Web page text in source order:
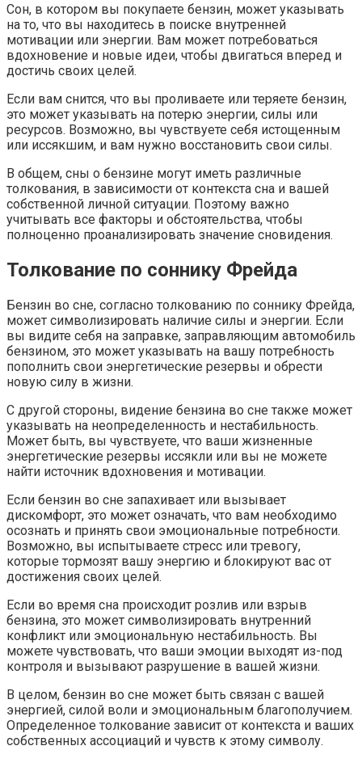
Сон, в котором вы покупаете бензин, может указывать
на то, что вы находитесь в поиске внутренней
мотивации или энергии. Вам может потребоваться
вдохновение и новые идеи, чтобы двигаться вперед и
достичь своих целей.
Если вам снится, что вы проливаете или теряете бензин,
это может указывать на потерю энергии, силы или
ресурсов. Возможно, вы чувствуете себя истощенным
или иссякшим, и вам нужно восстановить свои силы.
В общем, сны о бензине могут иметь различные
толкования, в зависимости от контекста сна и вашей
собственной личной ситуации. Поэтому важно
учитывать все факторы и обстоятельства, чтобы
полноценно проанализировать значение сновидения.
Толкование по соннику Фрейда
Бензин во сне, согласно толкованию по соннику Фрейда,
может символизировать наличие силы и энергии. Если
вы видите себя на заправке, заправляющим автомобиль
бензином, это может указывать на вашу потребность
пополнить свои энергетические резервы и обрести
новую силу в жизни.
С другой стороны, видение бензина во сне также может
указывать на неопределенность и нестабильность.
Может быть, вы чувствуете, что ваши жизненные
энергетические резервы иссякли или вы не можете
найти источник вдохновения и мотивации.
Если бензин во сне запахивает или вызывает
дискомфорт, это может означать, что вам необходимо
осознать и принять свои эмоциональные потребности.
Возможно, вы испытываете стресс или тревогу,
которые тормозят вашу энергию и блокируют вас от
достижения своих целей.
Если во время сна происходит розлив или взрыв
бензина, это может символизировать внутренний
конфликт или эмоциональную нестабильность. Вы
можете чувствовать, что ваши эмоции выходят из-под
контроля и вызывают разрушение в вашей жизни.
В целом, бензин во сне может быть связан с вашей
энергией, силой воли и эмоциональным благополучием.
Определенное толкование зависит от контекста и ваших
собственных ассоциаций и чувств к этому символу.